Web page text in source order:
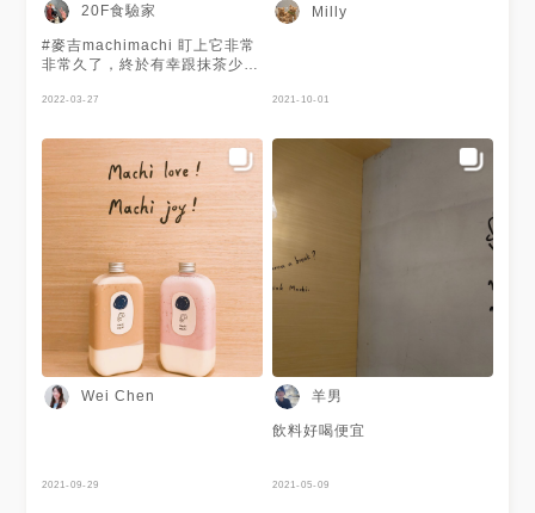
20F食驗家
#麥吉machimachi 盯上它非常
非常久了，終於有幸跟抹茶少女
知道這家居然全球幾乎都有據
山...... 而且是一間把自己定義成
一家注重味道也注重美感呈現的
新時代飲料店，相當不簡單 但
的確是很有趣啦，敢在越來越多
品牌出現的手搖界這樣自許一定
是有遠大目標的 🍵奶酪靜岡
抹茶拿鐵 冰塊固定，選喝無糖
抹茶跟牛奶融合得相當好，口感
偏厚實(which means會飽)，有
點不確定嘴巴到底是覺得粉感偏
重還是幾乎沒有我好confused
奶酪口感也很討喜，綿密軟嫩又
扎實，把它攪爛跟液體一起入口
讓抹茶味道更濃厚了 執得讚許
的是奶酪本身沒什麼甜度，只有
囧 這樣賣我120$ 我應該是不會
2022-03-27
Milly
2021-10-01
Wei Chen
2021-09-29
羊男
飲料好喝便宜
2021-05-09